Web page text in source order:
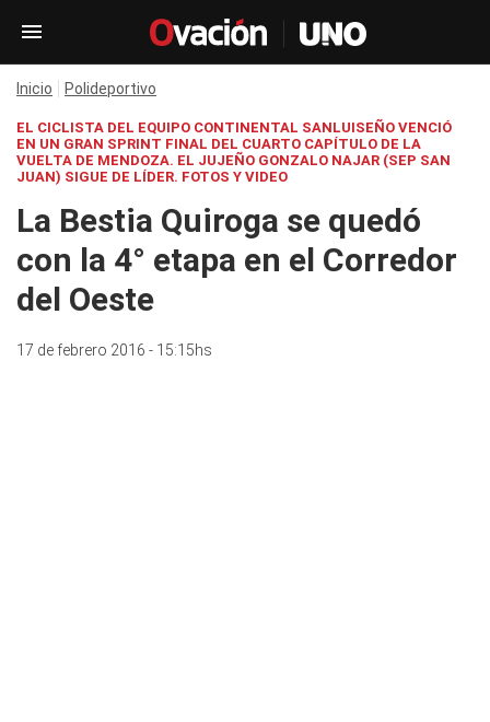
Inicio Polideportivo
EL CICLISTA DEL EQUIPO CONTINENTAL SANLUISEÑO VENCIÓ
EN UN GRAN SPRINT FINAL DEL CUARTO CAPÍTULO DE LA
VUELTA DE MENDOZA. EL JUJEÑO GONZALO NAJAR (SEP SAN
JUAN) SIGUE DE LÍDER. FOTOS Y VIDEO
La Bestia Quiroga se quedó
con la 4° etapa en el Corredor
del Oeste
17 de febrero 2016 - 15:15hs